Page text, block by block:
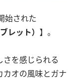
始された
レット） 】。
さを感じられる
カオの風味とガナ